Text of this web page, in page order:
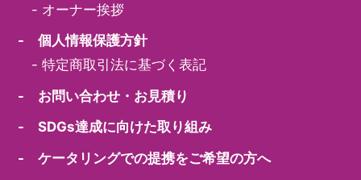
- オーナー挨拶
- 個人情報保護方針
-特定商取引法に基づく表記
- お問い合わせ・お見積り
- SDGs達成に向けた取り組み
- ケータリングでの提携をご希望の方へ